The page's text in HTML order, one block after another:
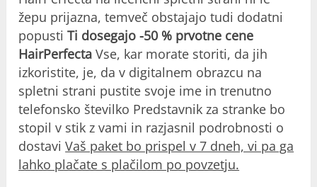
žepu prijazna, temveč obstajajo tudi dodatni
popustiTi dosegajo -50 % prvotne cene
HairPerfecta Vse, kar morate storiti, da jih
izkoristite, je, da v digitalnem obrazcu na
spletni strani pustite svoje ime in trenutno
telefonsko številko Predstavnik za stranke bo
stopil v stik z vami in razjasnil podrobnosti o
dostaviVaš paket bo prispel v 7 dneh, vi pa ga
lahko plačate s plačilom po povzetju.